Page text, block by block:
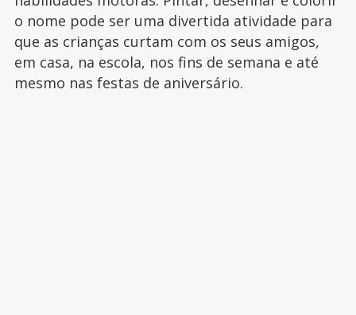
o nome pode ser uma divertida atividade para
que as crianças curtam com os seus amigos,
em casa, na escola, nos fins de semana e até
mesmo nas festas de aniversário.